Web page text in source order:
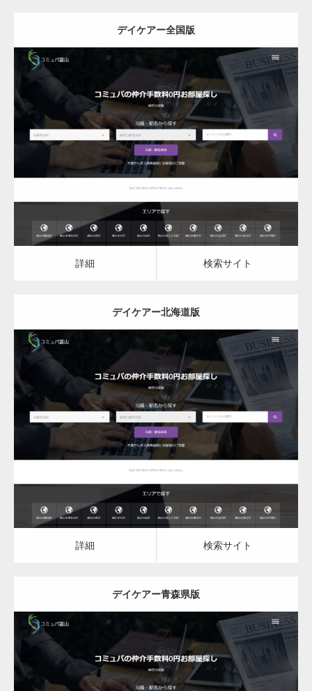
デイケアー全国版
更新日： 2023.03.09
デイケア
詳細 検索サイト
詳細 検索サイト
デイケアー北海道版
更新日： 2023.03.09
デイケア
詳細 検索サイト
詳細 検索サイト
デイケアー青森県版
更新日： 2023.03.09